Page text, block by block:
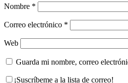
Nombre *
Correo electrónico *
Web
Guarda mi nombre, correo
¡Suscríbeme a la lista de correo!